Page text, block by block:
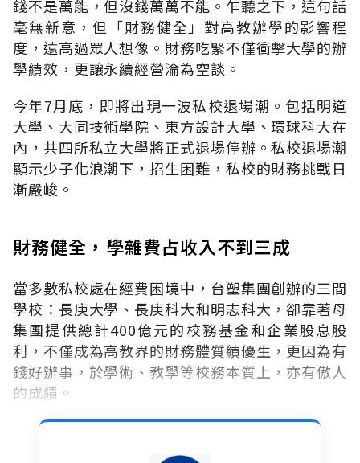
錢不是萬能，但沒錢萬萬不能。乍聽之下，這句話
毫無新意，但「財務健全」對高教辦學的影響程
度，遠高過眾人想像。財務吃緊不僅衝擊大學的辦
學績效，更讓永續經營淪為空談。
今年7月底，即將出現一波私校退場潮。包括明道
大學、大同技術學院、東方設計大學、環球科大在
內，共四所私立大學將正式退場停辦。私校退場潮
顯示少子化浪潮下，招生困難，私校的財務挑戰日
漸嚴峻。
財務健全，學雜費占收入不到三成
當多數私校處在經費困境中，台塑集團創辦的三間
學校：長庚大學、長庚科大和明志科大，卻靠著母
集團提供總計400億元的校務基金和企業股息股
利，不僅成為高教界的財務體質績優生，更因為有
錢好辦事，於學術、教學等校務本質上，亦有傲人
的成績。